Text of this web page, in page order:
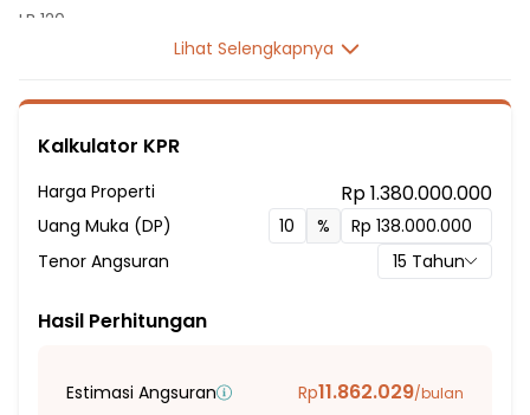
LB 120
Listrik 1300 VA
Sumber Air PDAM
Hadap Utara
Fasilitas Sekitar Hunian:
10 menit ke SMA Negeri 15 Bekasi
15 menit ke SMPN 3 Cileungsi
Lihat Selengkapnya
Kalkulator KPR
Harga Properti Rp 1.380.000.000
Uang Muka (DP)
%
Tenor Angsuran
15 Tahun
Hasil Perhitungan
Estimasi Angsuran Rp11.862.029/bulan